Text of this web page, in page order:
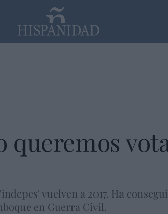
queremos
vuelven a 2017. Ha
en Guerra Civil.